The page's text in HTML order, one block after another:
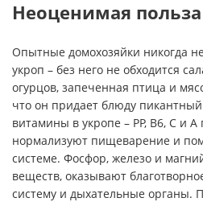
Неоценимая
Опытные домохозяйки никогда
укроп – без него не обходится
огурцов, запеченная птица и
что он придает блюду
витамины в укропе – PP, B6, C и
нормализуют пищеварение и
системе. Фосфор, железо и
веществ, оказывают
систему и дыхательные органы.